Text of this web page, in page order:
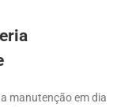
manutenção em dia